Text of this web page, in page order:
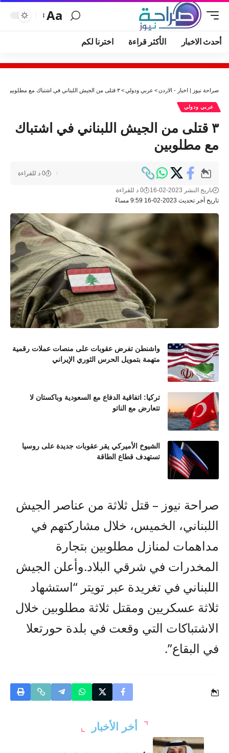
Aa
أحدث الاخبار الأكثر قراءة اخترنا لكم
صراحة نيوز | اخبار - الاردن> عربي ودولي>٣ قتلى من الجيش اللبناني في اشتباك مع مطلوبين
عربي ودولي
٣ قتلى من الجيش اللبناني في اشتباك
مع مطلوبين
تاريخ آخر تحديث 2023-02-16 9:59 مساءً
تاريخ النشر 2023-02-16 0 د للقراءة
0 د للقراءة
واشنطن تفرض عقوبات على منصات عملات رقمية
متهمة بتمويل الحرس الثوري الإيراني
تركيا: اتفاقية الدفاع مع السعودية وباكستان لا
تتعارض مع الناتو
الشيوخ الأميركي يقر عقوبات جديدة على روسيا
تستهدف قطاع الطاقة
صراحة نيوز – قتل ثلاثة من عناصر الجيش
اللبناني، الخميس، خلال مشاركتهم في
مداهمات لمنازل مطلوبين بتجارة
المخدرات في شرقي البلاد.وأعلن الجيش
اللبناني في تغريدة عبر تويتر “استشهاد
ثلاثة عسكريين ومقتل ثلاثة مطلوبين خلال
الاشتباكات التي وقعت في بلدة حورتعلا
في البقاع”.
أخر الأخبار